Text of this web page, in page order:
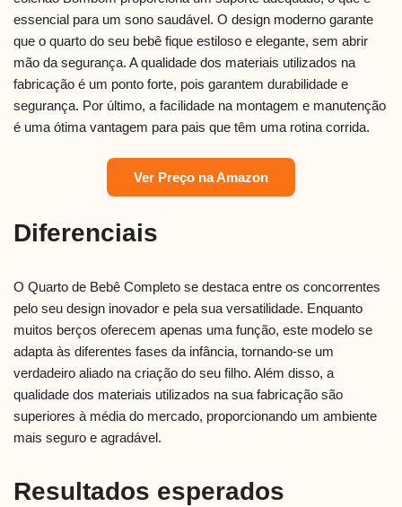
essencial para um sono saudável. O design moderno garante
que o quarto do seu bebê fique estiloso e elegante, sem abrir
mão da segurança. A qualidade dos materiais utilizados na
fabricação é um ponto forte, pois garantem durabilidade e
segurança. Por último, a facilidade na montagem e manutenção
é uma ótima vantagem para pais que têm uma rotina corrida.
Ver Preço na Amazon
Diferenciais
O Quarto de Bebê Completo se destaca entre os concorrentes
pelo seu design inovador e pela sua versatilidade. Enquanto
muitos berços oferecem apenas uma função, este modelo se
adapta às diferentes fases da infância, tornando-se um
verdadeiro aliado na criação do seu filho. Além disso, a
qualidade dos materiais utilizados na sua fabricação são
superiores à média do mercado, proporcionando um ambiente
mais seguro e agradável.
Resultados esperados